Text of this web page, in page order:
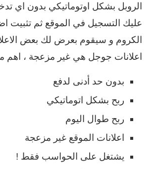
الروبل بشكل اوتوماتيكي بدون اي
عليك التسجيل في الموقع ثم تثبيت
الكروم و سيقوم بعرض لك بعض
اعلانات جوجل هي غير مزعجة ، اهم
بدون حد أدنى لدفع
ربح بشكل اتوماتيكي
ربح طوال اليوم
اعلانات الموقع غير مزعجة
يشتغل على الحواسب فقط !